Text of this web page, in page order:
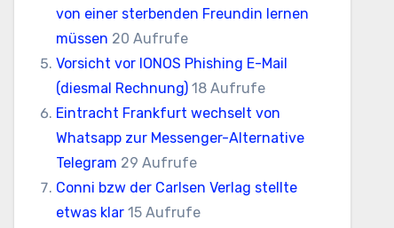
von einer sterbenden Freundin lernen
müssen 20 Aufrufe
Vorsicht vor IONOS Phishing E-Mail
(diesmal Rechnung) 18 Aufrufe
Eintracht Frankfurt wechselt von
Whatsapp zur Messenger-Alternative
Telegram 29 Aufrufe
Conni bzw der Carlsen Verlag stellte
etwas klar 15 Aufrufe